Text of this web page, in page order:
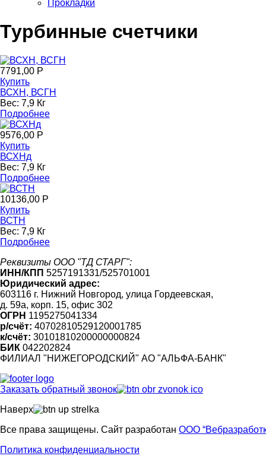
Прокладки
Турбинные счетчики
7791,00 Р
Купить
ВСХН, ВСГН
Вес: 7,9 Кг
Подробнее
9576,00 Р
Купить
ВСХНд
Вес: 7,9 Кг
Подробнее
10136,00 Р
Купить
ВСТН
Вес: 7,9 Кг
Подробнее
Реквизиты ООО "ТД СТАРГ":
ИНН/КПП 5257191331/525701001
Юридический адрес:
603116 г. Нижний Новгород, улица Гордеевская,
д. 59а, корп. 15, офис 302
ОГРН 1195275041334
р/счёт: 40702810529120001785
к/счёт: 30101810200000000824
БИК 042202824
ФИЛИАЛ "НИЖЕГОРОДСКИЙ" АО "АЛЬФА-БАНК"
Заказать обратный звонок
Наверх
Все права защищены. Сайт разработан ООО
Политика конфиденциальности